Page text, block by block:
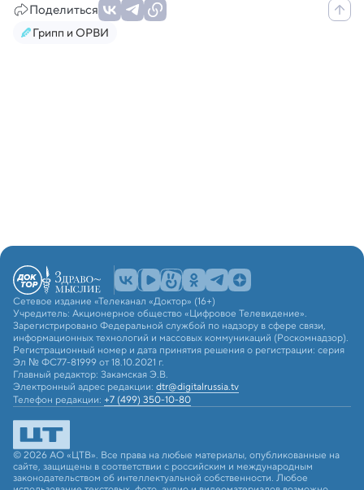
Поделиться
Грипп и ОРВИ
Сетевое издание «Телеканал «Доктор» (16+)
Учредитель: Акционерное общество «Цифровое Телевидение».
Зарегистрировано Федеральной службой по надзору в сфере связи,
информационных технологий и массовых коммуникаций (Роскомнадзор).
Регистрационный номер и дата принятия решения о регистрации: серия
Эл № ФС77-81999 от 18.10.2021 г.
Главный редактор: Закамская Э.В.
Электронный адрес редакции: dtr@digitalrussia.tv
Телефон редакции: +7 (499) 350-10-80
© 2026 АО «ЦТВ». Все права на любые материалы, опубликованные на
сайте, защищены в соответствии с российским и международным
законодательством об интеллектуальной собственности. Любое